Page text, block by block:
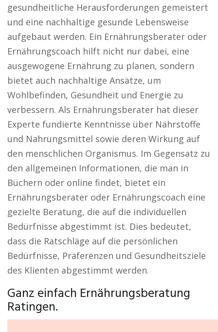
gesundheitliche Herausforderungen gemeistert
und eine nachhaltige gesunde Lebensweise
aufgebaut werden. Ein Ernährungsberater oder
Ernährungscoach hilft nicht nur dabei, eine
ausgewogene Ernährung zu planen, sondern
bietet auch nachhaltige Ansätze, um
Wohlbefinden, Gesundheit und Energie zu
verbessern. Als Ernährungsberater hat dieser
Experte fundierte Kenntnisse über Nährstoffe
und Nahrungsmittel sowie deren Wirkung auf
den menschlichen Organismus. Im Gegensatz zu
den allgemeinen Informationen, die man in
Büchern oder online findet, bietet ein
Ernährungsberater oder Ernährungscoach eine
gezielte Beratung, die auf die individuellen
Bedürfnisse abgestimmt ist. Dies bedeutet,
dass die Ratschläge auf die persönlichen
Bedürfnisse, Präferenzen und Gesundheitsziele
des Klienten abgestimmt werden.
Ganz einfach Ernährungsberatung
Ratingen.